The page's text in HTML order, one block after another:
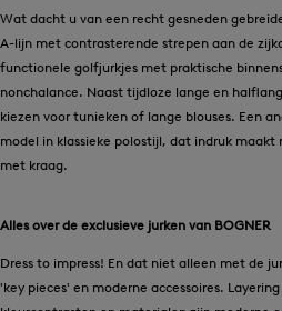
Wat dacht u van een recht gesneden
A-lijn met contrasterende strepen aan de
functionele golfjurkjes met praktische
nonchalance. Naast tijdloze lange en
kiezen voor tunieken of lange blouses. Een
model in klassieke polostijl, dat indruk
met kraag.
Alles over de exclusieve jurken van BOGNER
Dress to impress! En dat niet alleen met de
'key pieces' en moderne accessoires.